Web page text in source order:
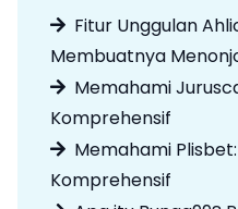
Fitur Unggulan
Membuatnya
Memahami
Komprehensif
Memahami
Komprehensif